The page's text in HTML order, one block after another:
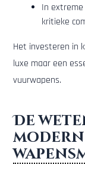
In
kritieke
Het investeren in
luxe maar een
vuurwapens.
De